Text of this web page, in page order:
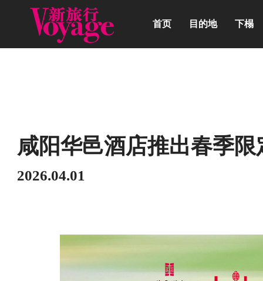
首页 目的地 下榻
咸阳华邑酒店推出春季限
2026.04.01